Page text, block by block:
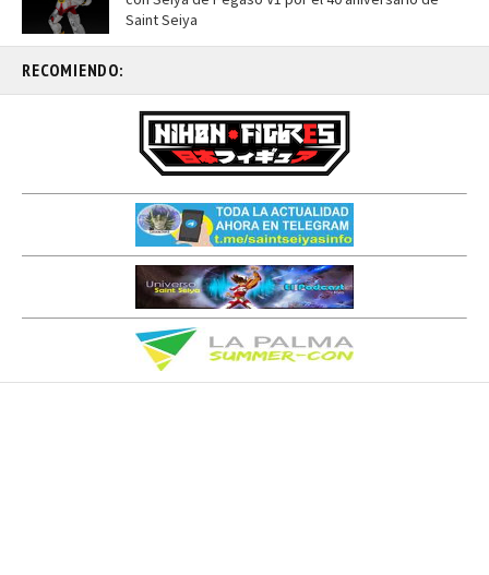
Saint Seiya
RECOMIENDO: